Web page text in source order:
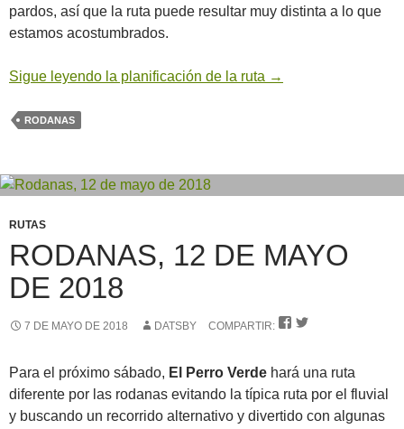
pardos, así que la ruta puede resultar muy distinta a lo que
estamos acostumbrados.
Sigue leyendo la planificación de la ruta →
RODANAS
RUTAS
RODANAS, 12 DE MAYO
DE 2018
7 DE MAYO DE 2018 DATSBY COMPARTIR:  
Para el próximo sábado, El Perro Verde hará una ruta
diferente por las rodanas evitando la típica ruta por el fluvial
y buscando un recorrido alternativo y divertido con algunas